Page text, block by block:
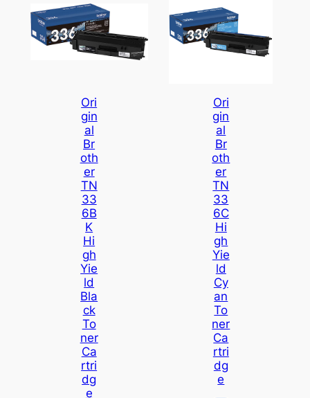
Ori
Gin
Al
Br
Oth
Er
TN
33
6B
K
Hi
Gh
Yie
Ld
Bla
Ck
To
Ner
Ca
Rtri
Dg
E
Ori
Gin
Al
Br
Oth
Er
TN
33
6C
Hi
Gh
Yie
Ld
Cy
An
To
Ner
Ca
Rtri
Dg
E